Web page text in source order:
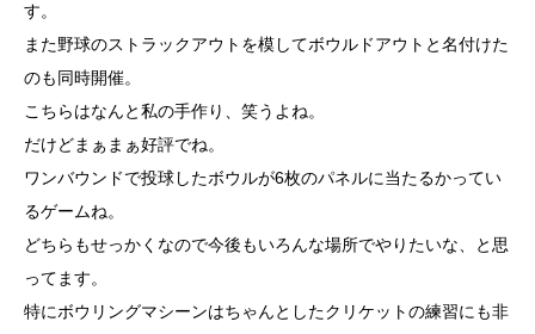
す。
また野球のストラックアウトを模してボウルドアウトと名付けた
のも同時開催。
こちらはなんと私の手作り、笑うよね。
だけどまぁまぁ好評でね。
ワンバウンドで投球したボウルが6枚のパネルに当たるかってい
るゲームね。
どちらもせっかくなので今後もいろんな場所でやりたいな、と思
ってます。
特にボウリングマシーンはちゃんとしたクリケットの練習にも非